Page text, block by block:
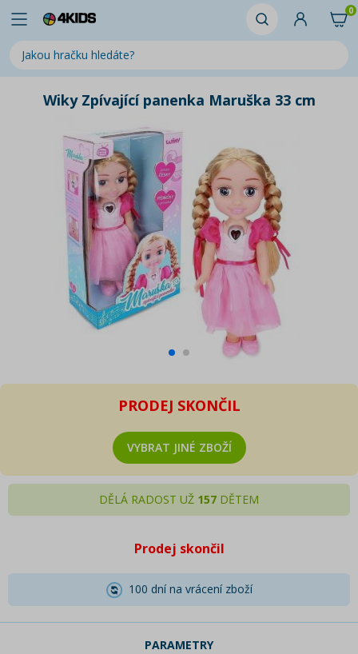
0
Wiky Zpívající panenka Maruška 33 cm
PRODEJ SKONČIL
VYBRAT JINÉ ZBOŽÍ
DĚLÁ RADOST UŽ 157 DĚTEM
Prodej skončil
100 dní na vrácení zboží
PARAMETRY